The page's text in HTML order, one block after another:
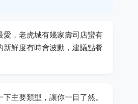
愛，老虎城有幾家壽司店蠻有
新鮮度有時會波動，建議點餐
主要類型，讓你一目了然。